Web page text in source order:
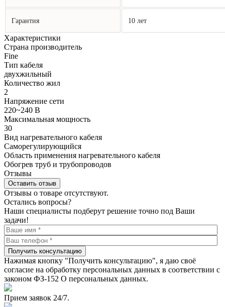
Гарантия 10 лет
Характеристики
Страна производитель
Fine
Тип кабеля
двухжильный
Количество жил
2
Напряжение сети
220~240 В
Максимальная мощность
30
Вид нагревательного кабеля
Саморегулирующийся
Область применения нагревательного кабеля
Обогрев труб и трубопроводов
Отзывы
Оставить отзыв
Отзывы о товаре отсутствуют.
Остались вопросы?
Наши специалисты подберут решение точно под Ваши
задачи!
Получить консультацию
Нажимая кнопку "Получить консультацию", я даю своё
согласие на обработку персональных данных в соответствии с
законом ФЗ-152 О персональных данных.
Прием заявок 24/7.